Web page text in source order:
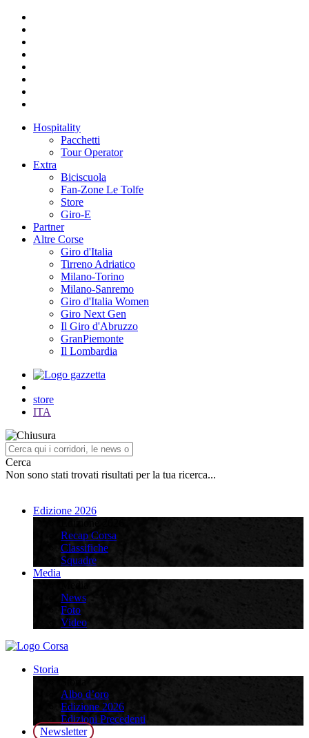
Hospitality
Pacchetti
Tour Operator
Extra
Biciscuola
Fan-Zone Le Tolfe
Store
Giro-E
Partner
Altre Corse
Giro d'Italia
Tirreno Adriatico
Milano-Torino
Milano-Sanremo
Giro d'Italia Women
Giro Next Gen
Il Giro d'Abruzzo
GranPiemonte
Il Lombardia
store
ITA
Cerca
Non sono stati trovati risultati per la tua ricerca...
Edizione 2026
Recap Corsa
Classifiche
Squadre
Media
News
Foto
Video
Storia
Albo d’oro
Edizione 2026
Edizioni Precedenti
Newsletter